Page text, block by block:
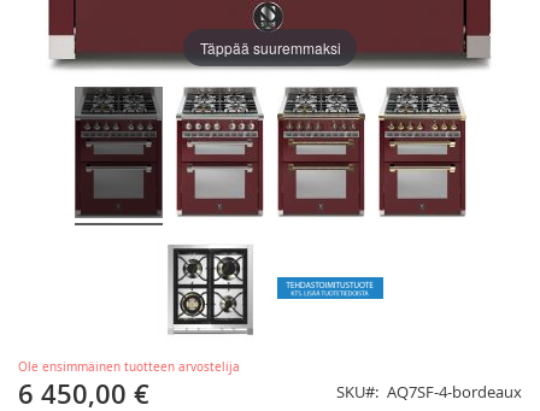
Ole ensimmäinen tuotteen arvostelija
6 450,00 € SKU AQ7SF-4-bordeaux
Täppää suuremmaksi